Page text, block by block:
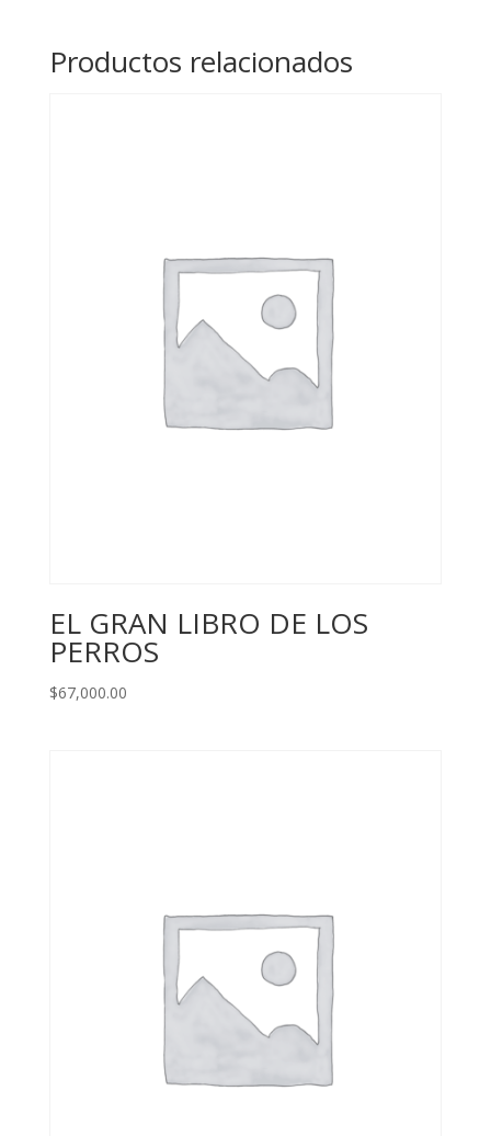
Productos relacionados
EL GRAN LIBRO DE LOS
PERROS
$67,000.00